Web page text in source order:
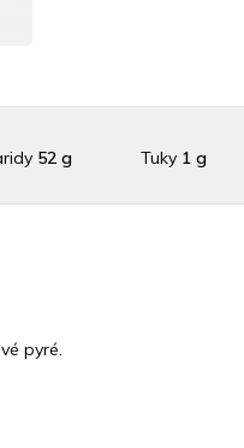
52 g Tuky 1 g
pyré.